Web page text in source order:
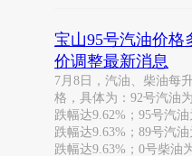
宝山95号汽油价格
价调整最新消息
7月8日，汽油、柴油每
格，具体为：92号汽油
跌幅达9.62%；95号汽
跌幅达9.63%；89号汽
跌幅达9.63%；0号柴油